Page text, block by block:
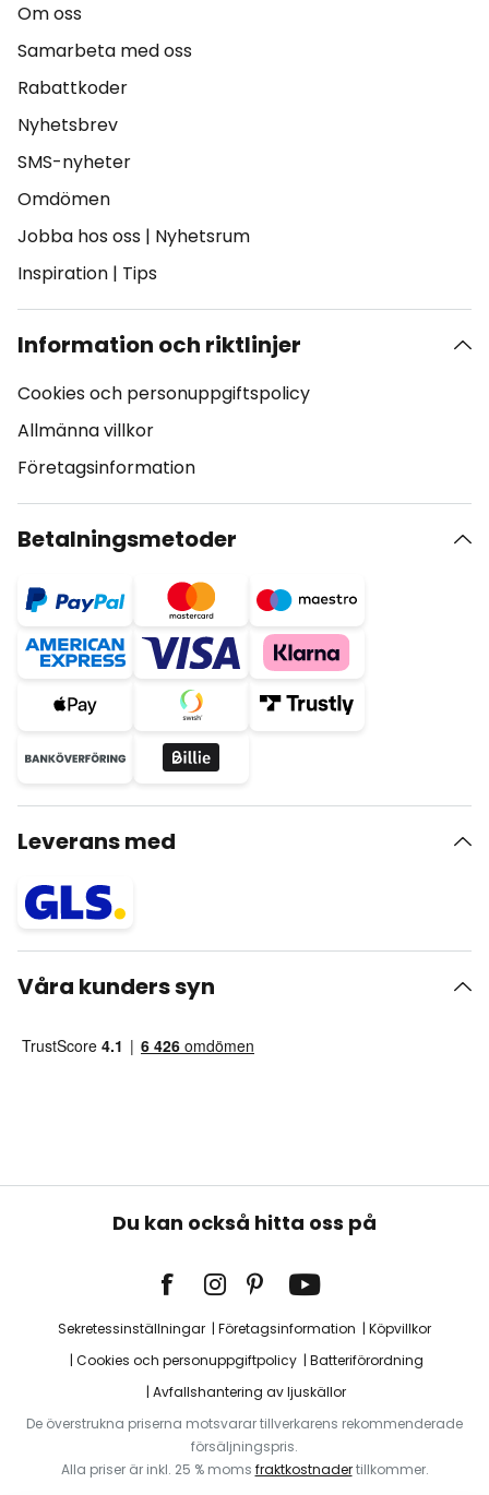
Om oss
Samarbeta med oss
Rabattkoder
Nyhetsbrev
SMS-nyheter
Omdömen
Jobba hos oss | Nyhetsrum
Inspiration | Tips
Information och riktlinjer
Cookies och personuppgiftspolicy
Allmänna villkor
Företagsinformation
Betalningsmetoder
Leverans med
Våra kunders syn
Du kan också hitta oss på
Sekretessinställningar Företagsinformation
Köpvillkor
Cookies och personuppgiftpolicy
Batteriförordning
Avfallshantering av ljuskällor
De överstrukna priserna motsvarar tillverkarens rekommenderade
försäljningspris.
Alla priser är inkl. 25 % moms fraktkostnadertillkommer.